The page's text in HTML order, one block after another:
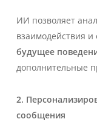
ИИ позволяет
взаимодействия и
будущее
дополнительные
2.
сообщения